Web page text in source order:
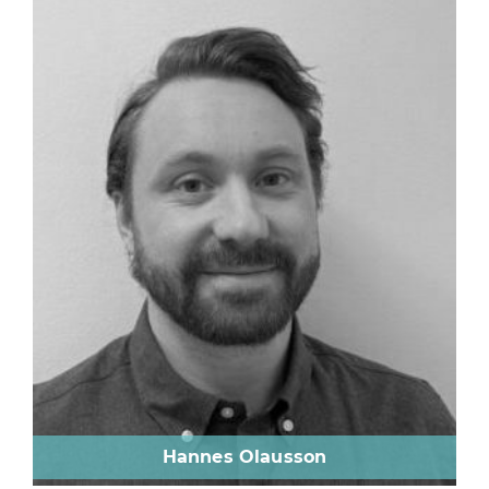
Hannes Olausson